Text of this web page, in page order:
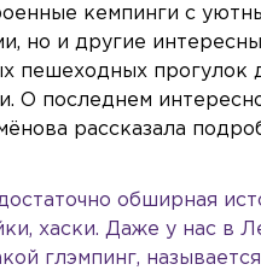
кемпинги с
но и другие
пешеходных прогулок
О последнем
рассказала
обширная
хаски. Даже у нас в
глэмпинг,